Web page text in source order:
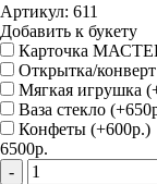
Артикул: 611
Добавить к букету
Карточка
Открытка/
Мягкая игрушка
Ваза стекло
Конфеты (+600р.)
6500р.
-